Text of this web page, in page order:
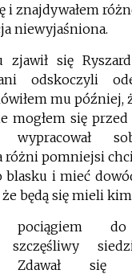
i znajdywałem
niewyjaśniona.
się Ryszard
odskoczyli
mu później,
mogłem się
wypracował
różni pomniejsi
blasku i mieć
będą się mieli
pociągiem do
szczęśliwy
Zdawał się